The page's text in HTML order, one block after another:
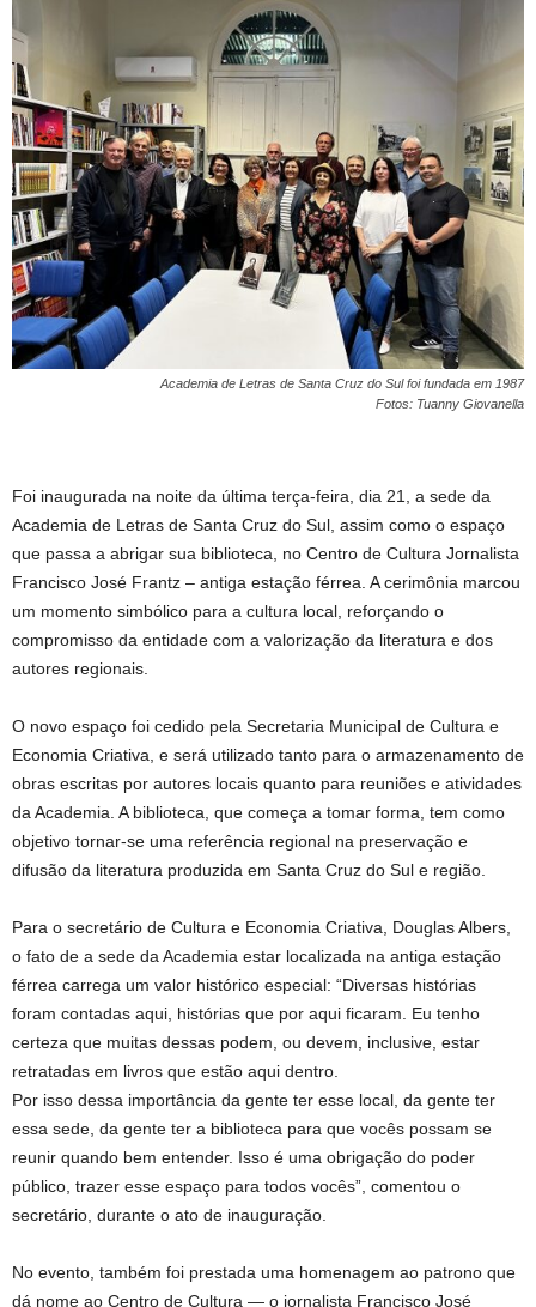
Academia de Letras de Santa Cruz do Sul foi fundada em 1987
Fotos: Tuanny Giovanella
Foi inaugurada na noite da última terça-feira, dia 21, a sede da
Academia de Letras de Santa Cruz do Sul, assim como o espaço
que passa a abrigar sua biblioteca, no Centro de Cultura Jornalista
Francisco José Frantz – antiga estação férrea. A cerimônia marcou
um momento simbólico para a cultura local, reforçando o
compromisso da entidade com a valorização da literatura e dos
autores regionais.
O novo espaço foi cedido pela Secretaria Municipal de Cultura e
Economia Criativa, e será utilizado tanto para o armazenamento de
obras escritas por autores locais quanto para reuniões e atividades
da Academia. A biblioteca, que começa a tomar forma, tem como
objetivo tornar-se uma referência regional na preservação e
difusão da literatura produzida em Santa Cruz do Sul e região.
Para o secretário de Cultura e Economia Criativa, Douglas Albers,
o fato de a sede da Academia estar localizada na antiga estação
férrea carrega um valor histórico especial: “Diversas histórias
foram contadas aqui, histórias que por aqui ficaram. Eu tenho
certeza que muitas dessas podem, ou devem, inclusive, estar
retratadas em livros que estão aqui dentro.
Por isso dessa importância da gente ter esse local, da gente ter
essa sede, da gente ter a biblioteca para que vocês possam se
reunir quando bem entender. Isso é uma obrigação do poder
público, trazer esse espaço para todos vocês”, comentou o
secretário, durante o ato de inauguração.
No evento, também foi prestada uma homenagem ao patrono que
dá nome ao Centro de Cultura — o jornalista Francisco José